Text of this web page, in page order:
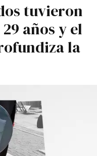
tuvieron
años y el
la